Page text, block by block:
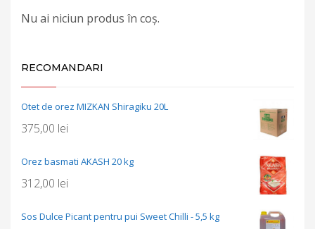
Nu ai niciun produs în coș.
RECOMANDARI
Otet de orez MIZKAN Shiragiku 20L
375,00 lei
Orez basmati AKASH 20 kg
312,00 lei
Sos Dulce Picant pentru pui Sweet Chilli - 5,5 kg